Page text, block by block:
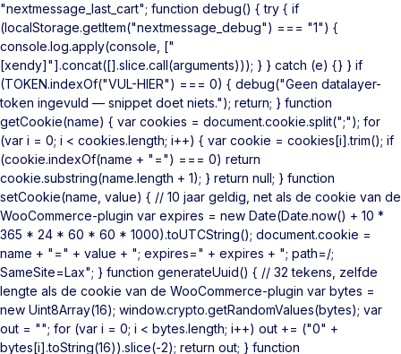
"nextmessage_last_cart"; function debug() { try { if
(localStorage.getItem("nextmessage_debug") === "1") {
console.log.apply(console, ["
[xendy]"].concat([].slice.call(arguments))); } } catch (e) {} } if
(TOKEN.indexOf("VUL-HIER") === 0) { debug("Geen datalayer-
token ingevuld — snippet doet niets."); return; } function
getCookie(name) { var cookies = document.cookie.split(";"); for
(var i = 0; i < cookies.length; i++) { var cookie = cookies[i].trim(); if
(cookie.indexOf(name + "=") === 0) return
cookie.substring(name.length + 1); } return null; } function
setCookie(name, value) { // 10 jaar geldig, net als de cookie van de
WooCommerce-plugin var expires = new Date(Date.now() + 10 *
365 * 24 * 60 * 60 * 1000).toUTCString(); document.cookie =
name + "=" + value + "; expires=" + expires + "; path=/;
SameSite=Lax"; } function generateUuid() { // 32 tekens, zelfde
lengte als de cookie van de WooCommerce-plugin var bytes =
new Uint8Array(16); window.crypto.getRandomValues(bytes); var
out = ""; for (var i = 0; i < bytes.length; i++) out += ("0" +
bytes[i].toString(16)).slice(-2); return out; } function